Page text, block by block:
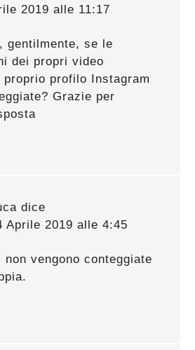
2019 alle 11:17
gentilmente, se le
dei propri video
proprio profilo Instagram
Grazie per
dice
Aprile 2019 alle 4:45
non vengono conteggiate